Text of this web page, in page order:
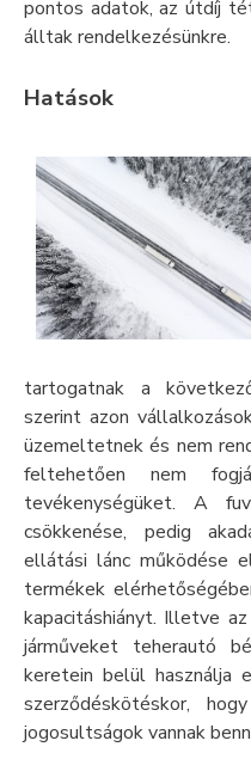
pontos adatok, az útdíj
álltak rendelkezésünkre.
Hatások
tartogatnak a
szerint azon
üzemeltetnek és nem
feltehetően nem
tevékenységüket. A
csökkenése, pedig
ellátási lánc működése
termékek
kapacitáshiányt. Illetve
járműveket teherautó
keretein belül használja
szerződéskötéskor,
jogosultságok vannak